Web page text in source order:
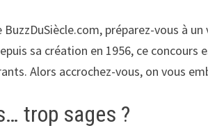
préparez-vous à
sa création en 1956, ce
Alors accrochez-vous, on vous
trop sages ?